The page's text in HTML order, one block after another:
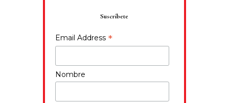
Suscríbete
Email Address *
Nombre